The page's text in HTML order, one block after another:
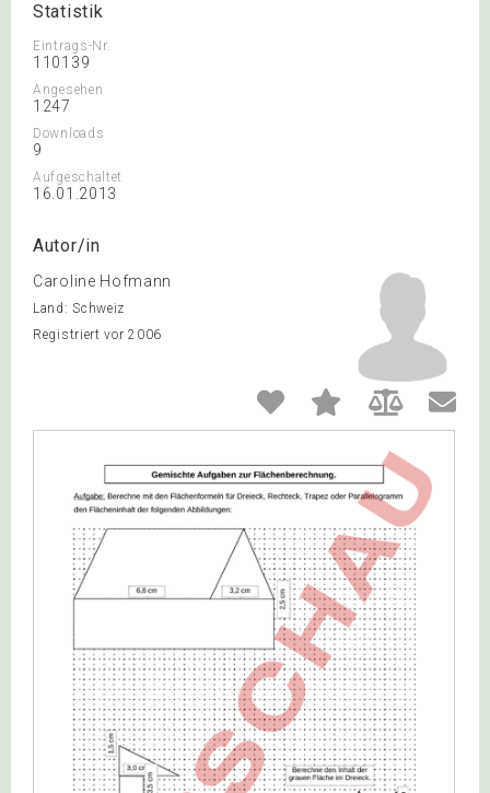
Statistik
Eintrags-Nr.
110139
Angesehen
1247
Downloads
9
Aufgeschaltet
16.01.2013
Autor/in
Caroline Hofmann
Land: Schweiz
Registriert vor 2006